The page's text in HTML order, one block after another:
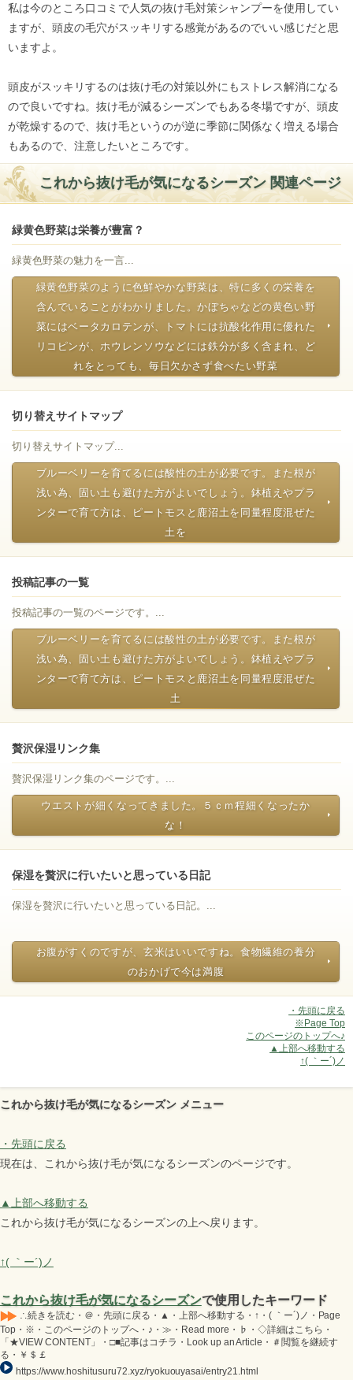
私は今のところ口コミで人気の抜け毛対策シャンプーを使用してい
ますが、頭皮の毛穴がスッキリする感覚があるのでいい感じだと思
いますよ。
頭皮がスッキリするのは抜け毛の対策以外にもストレス解消になる
ので良いですね。抜け毛が減るシーズンでもある冬場ですが、頭皮
が乾燥するので、抜け毛というのが逆に季節に関係なく増える場合
もあるので、注意したいところです。
これから抜け毛が気になるシーズン 関連ページ
緑黄色野菜は栄養が豊富？
緑黄色野菜の魅力を一言...
緑黄色野菜のように色鮮やかな野菜は、特に多くの栄養を
含んでいることがわかりました。かぼちゃなどの黄色い野
菜にはベータカロテンが、トマトには抗酸化作用に優れた
リコピンが、ホウレンソウなどには鉄分が多く含まれ、ど
れをとっても、毎日欠かさず食べたい野菜
切り替えサイトマップ
切り替えサイトマップ...
ブルーベリーを育てるには酸性の土が必要です。また根が
浅い為、固い土も避けた方がよいでしょう。鉢植えやプラ
ンターで育て方は、ピートモスと鹿沼土を同量程度混ぜた
土を
投稿記事の一覧
投稿記事の一覧のページです。...
ブルーベリーを育てるには酸性の土が必要です。また根が
浅い為、固い土も避けた方がよいでしょう。鉢植えやプラ
ンターで育て方は、ピートモスと鹿沼土を同量程度混ぜた
土
贅沢保湿リンク集
贅沢保湿リンク集のページです。...
ウエストが細くなってきました。５ｃｍ程細くなったか
な！
保湿を贅沢に行いたいと思っている日記
保湿を贅沢に行いたいと思っている日記。...
お腹がすくのですが、玄米はいいですね。食物繊維の養分
のおかげで今は満腹
・先頭に戻る
※Page Top
このページのトップへ♪
▲上部へ移動する
↑( ｀ー´)ノ
これから抜け毛が気になるシーズン メニュー
・先頭に戻る
現在は、これから抜け毛が気になるシーズンのページです。
▲上部へ移動する
これから抜け毛が気になるシーズンの上へ戻ります。
↑( ｀ー´)ノ
これから抜け毛が気になるシーズンで使用したキーワード
∴続きを読む・＠・先頭に戻る・▲・上部へ移動する・↑・( ｀ー´)ノ・Page
Top・※・このページのトップへ・♪・≫・Read more・♭・◇詳細はこちら・
「★VIEW CONTENT」・□■記事はコチラ・Look up an Article・＃閲覧を継続す
る・￥＄￡
https://www.hoshitusuru72.xyz/ryokuouyasai/entry21.html